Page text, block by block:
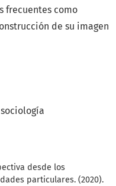
desde los
particulares. (2020).
frecuentes como
de su imagen